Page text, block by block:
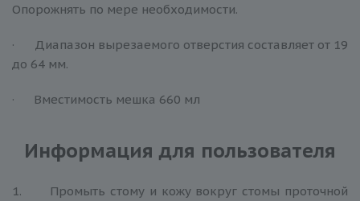
Опорожнять по мере необходимости.
· Диапазон вырезаемого отверстия составляет от 19
до 64 мм.
· Вместимость мешка 660 мл
Информация для пользователя
1. Промыть стому и кожу вокруг стомы проточной